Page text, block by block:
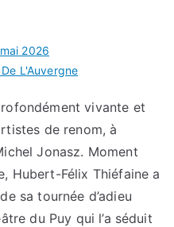
2026
L'Auvergne
vivante et
de renom, à
Jonasz. Moment
Hubert-Félix Thiéfaine a
sa tournée d’adieu
du Puy qui l’a séduit